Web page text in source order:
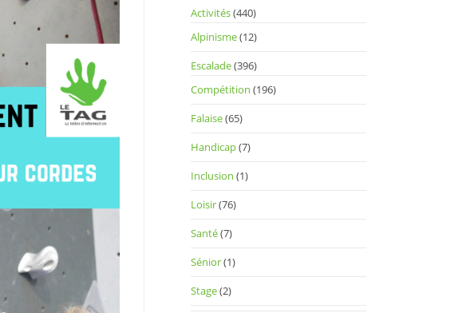
Activités(440)
Alpinisme(12)
Escalade(396)
Compétition (196)
Falaise(65)
Handicap(7)
Inclusion (1)
Loisir(76)
Santé(7)
Sénior(1)
Stage(2)